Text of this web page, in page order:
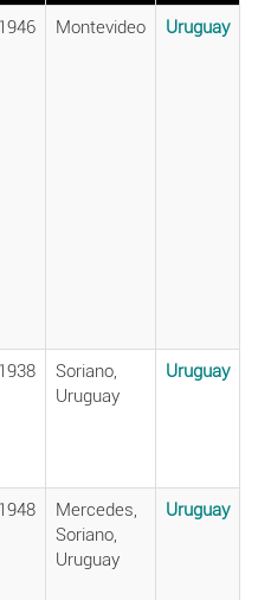
Montevideo Uruguay
Soriano,
Uruguay
Uruguay
Mercedes,
Soriano,
Uruguay
Uruguay